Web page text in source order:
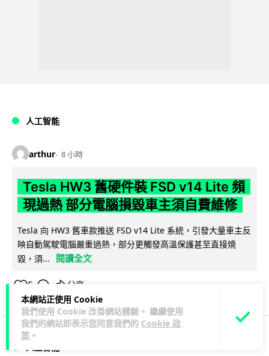
本網站正使用 Cookie
我們使用 Cookie 改善網站體驗。 繼續使用
我們的網站即表示您同意我們的 Cookie 政
策 。
人工智能
arthur 8 小時
Tesla HW3 舊硬件裝 FSD v14 Lite 頻
現過熱 部分電腦損毀車主須自費維修
Tesla 向 HW3 舊車款推送 FSD v14 Lite 系統，引發大量車主反
映自動駕駛電腦嚴重過熱，部分更觸發高溫保護甚至直接燒
毀，須...
閱讀全文
5 分享
人工智能